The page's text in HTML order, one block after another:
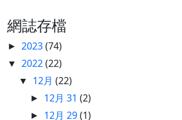
網誌存檔
► 2023(74)
▼ 2022(22)
▼ 12月(22)
► 12月 31(2)
► 12月 29(1)